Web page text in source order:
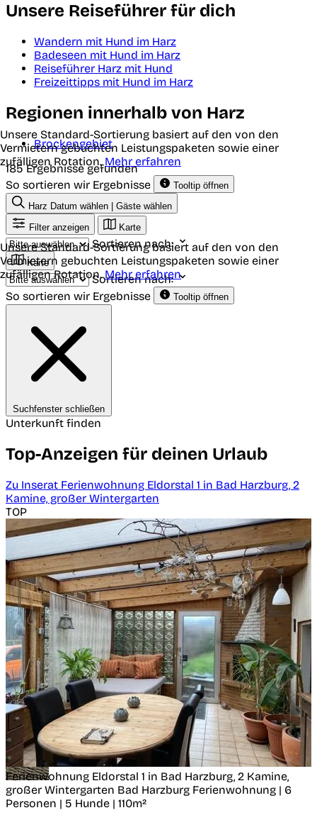
Unsere Reiseführer für dich
Wandern mit Hund im Harz
Badeseen mit Hund im Harz
Reiseführer Harz mit Hund
Freizeittipps mit Hund im Harz
Regionen innerhalb von Harz
Brockengebiet
185 Ergebnisse gefunden
So sortieren wir Ergebnisse
Tooltip öffnen
Unsere Standard-Sortierung basiert auf den von den
Vermietern gebuchten Leistungspaketen sowie einer
zufälligen Rotation.Mehr erfahren
Harz Datum wählen | Gäste wählen
Filter anzeigen
Karte
Sortieren nach:
Karte
Sortieren nach:
So sortieren wir Ergebnisse
Tooltip öffnen
Unsere Standard-Sortierung basiert auf den von den
Vermietern gebuchten Leistungspaketen sowie einer
zufälligen Rotation.Mehr erfahren
Suchfenster schließen
Unterkunft finden
Top-Anzeigen für deinen Urlaub
Zu Inserat Ferienwohnung Eldorstal 1 in Bad Harzburg, 2
Kamine, großer Wintergarten
TOP
Ferienwohnung Eldorstal 1 in Bad Harzburg, 2 Kamine,
großer Wintergarten Bad Harzburg Ferienwohnung | 6
Personen | 5 Hunde | 110m²